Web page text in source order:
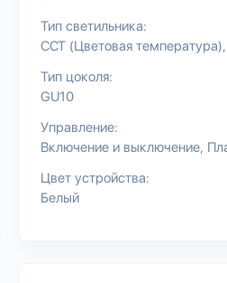
Тип светильника:
CCT (Цветовая температура)
Тип цоколя:
GU10
Управление:
Включение и выключение
Цвет устройства:
Белый